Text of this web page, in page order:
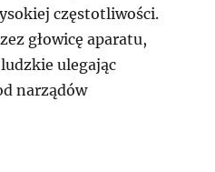
częstotliwości.
głowicę aparatu,
ulegając
narządów